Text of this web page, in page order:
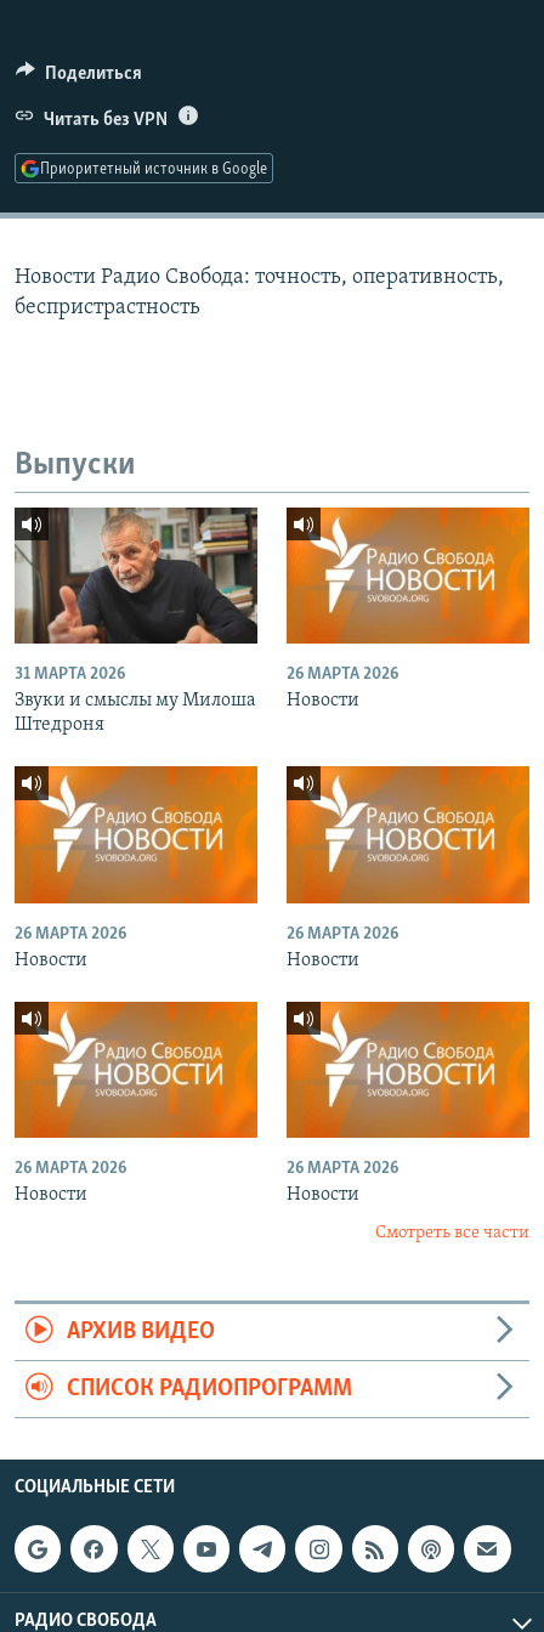
ПОДПИШИТЕСЬ НА РАССЫЛКУ
СОЦИАЛЬНЫЕ СЕТИ
Поделиться
Читать без VPN
Приоритетный источник в Google
Новости Радио Свобода: точность, оперативность,
беспристрастность
Выпуски
31 МАРТА 2026
Звуки и смыслы му Милоша
Штедроня
26 МАРТА 2026
Новости
26 МАРТА 2026
Новости
26 МАРТА 2026
Новости
26 МАРТА 2026
Новости
26 МАРТА 2026
Новости
Смотреть все части
АРХИВ ВИДЕО
СПИСОК РАДИОПРОГРАММ
СОЦИАЛЬНЫЕ СЕТИ
РАДИО СВОБОДА